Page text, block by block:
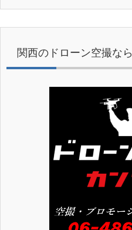
関西のドローン空撮なら